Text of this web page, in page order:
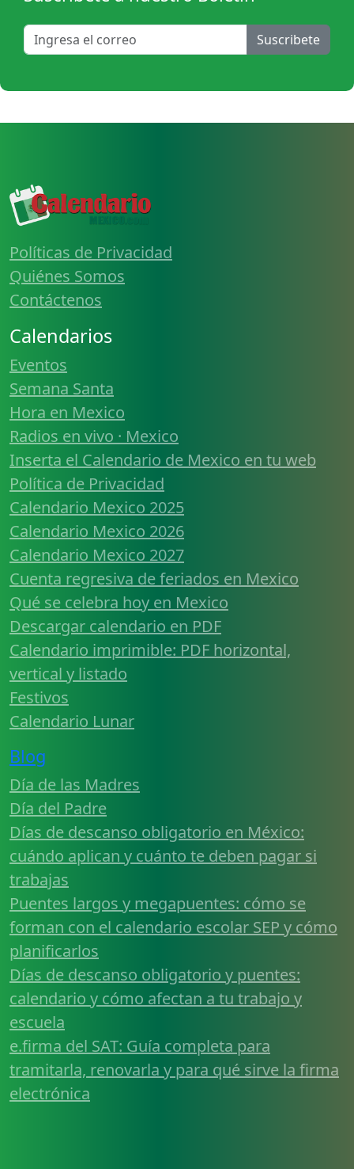
Suscribete
Políticas de Privacidad
Quiénes Somos
Contáctenos
Calendarios
Eventos
Semana Santa
Hora en Mexico
Radios en vivo · Mexico
Inserta el Calendario de Mexico en tu web
Política de Privacidad
Calendario Mexico 2025
Calendario Mexico 2026
Calendario Mexico 2027
Cuenta regresiva de feriados en Mexico
Qué se celebra hoy en Mexico
Descargar calendario en PDF
Calendario imprimible: PDF horizontal,
vertical y listado
Festivos
Calendario Lunar
Blog
Día de las Madres
Día del Padre
Días de descanso obligatorio en México:
cuándo aplican y cuánto te deben pagar si
trabajas
Puentes largos y megapuentes: cómo se
forman con el calendario escolar SEP y cómo
planificarlos
Días de descanso obligatorio y puentes:
calendario y cómo afectan a tu trabajo y
escuela
e.firma del SAT: Guía completa para
tramitarla, renovarla y para qué sirve la firma
electrónica